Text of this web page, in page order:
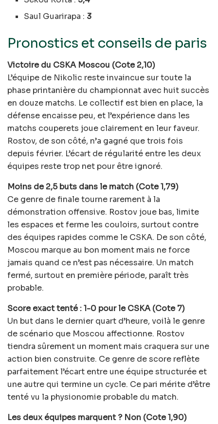
Saul Guarirapa : 3
Pronostics et conseils de paris
Victoire du CSKA Moscou (Cote 2,10)
L’équipe de Nikolic reste invaincue sur toute la
phase printanière du championnat avec huit succès
en douze matchs. Le collectif est bien en place, la
défense encaisse peu, et l’expérience dans les
matchs couperets joue clairement en leur faveur.
Rostov, de son côté, n’a gagné que trois fois
depuis février. L’écart de régularité entre les deux
équipes reste trop net pour être ignoré.
Moins de 2,5 buts dans le match (Cote 1,79)
Ce genre de finale tourne rarement à la
démonstration offensive. Rostov joue bas, limite
les espaces et ferme les couloirs, surtout contre
des équipes rapides comme le CSKA. De son côté,
Moscou marque au bon moment mais ne force
jamais quand ce n’est pas nécessaire. Un match
fermé, surtout en première période, paraît très
probable.
Score exact tenté : 1-0 pour le CSKA (Cote 7)
Un but dans le dernier quart d’heure, voilà le genre
de scénario que Moscou affectionne. Rostov
tiendra sûrement un moment mais craquera sur une
action bien construite. Ce genre de score reflète
parfaitement l’écart entre une équipe structurée et
une autre qui termine un cycle. Ce pari mérite d’être
tenté vu la physionomie probable du match.
Les deux équipes marquent ? Non (Cote 1,90)